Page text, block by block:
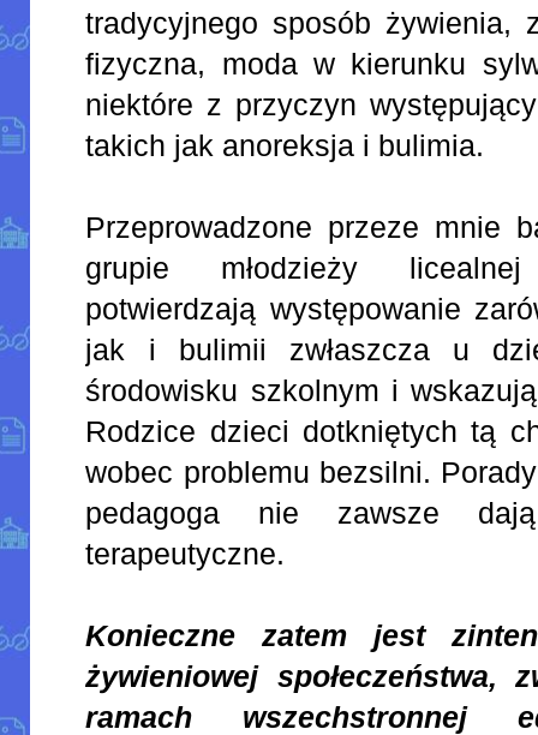
tradycyjnego sposób żywienia,
fizyczna, moda w kierunku
niektóre z przyczyn
takich jak anoreksja i bulimia.
Przeprowadzone przeze mnie
grupie młodzieży
potwierdzają występowanie
jak i bulimii zwłaszcza u
środowisku szkolnym i
Rodzice dzieci dotkniętych tą
wobec problemu bezsilni.
pedagoga nie zawsze
terapeutyczne.
Konieczne zatem jest
żywieniowej społeczeństwa,
ramach wszechstronnej